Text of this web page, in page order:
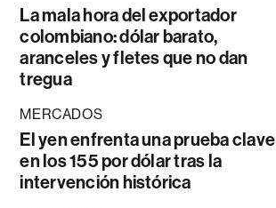
La mala hora del exportador
colombiano: dólar barato,
aranceles y fletes que no dan
tregua
MERCADOS
El yen enfrenta una prueba clave
en los 155 por dólar tras la
intervención histórica